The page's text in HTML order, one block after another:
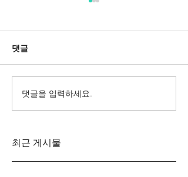
Messa da Requiem
댓글
댓글을 입력하세요.
최근 게시물